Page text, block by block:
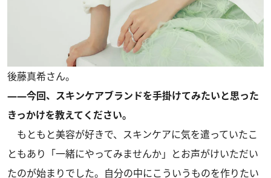
後藤真希さん。
――今回、スキンケアブランドを手掛けてみたいと思った
きっかけを教えてください。
もともと美容が好きで、スキンケアに気を遣っていたこ
ともあり「一緒にやってみませんか」とお声がけいただい
たのが始まりでした。自分の中にこういうものを作りたい